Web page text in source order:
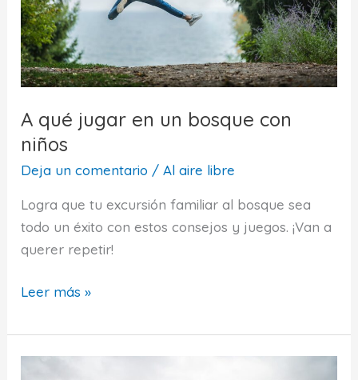
en
la
naturaleza
A qué jugar en un bosque con
niños
Deja un comentario /Al aire libre
Logra que tu excursión familiar al bosque sea
todo un éxito con estos consejos y juegos. ¡Van a
querer repetir!
A
jugar
en
Leer más »